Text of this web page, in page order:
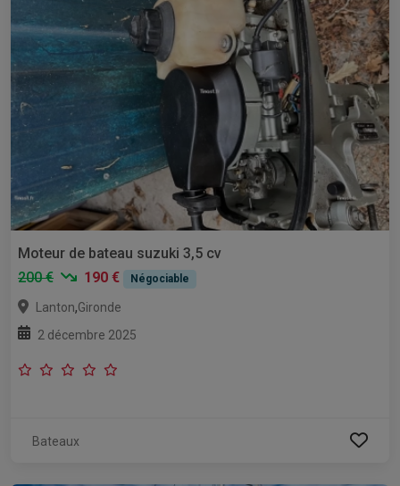
Moteur de bateau suzuki 3,5 cv
200 €
190 € Négociable
Lanton,Gironde
2 décembre 2025
Bateaux